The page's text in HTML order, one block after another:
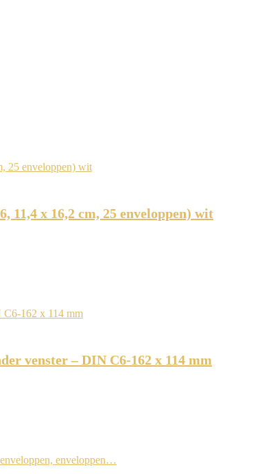
11,4 x 16,2 cm, 25 enveloppen) wit
venster – DIN C6-162 x 114 mm